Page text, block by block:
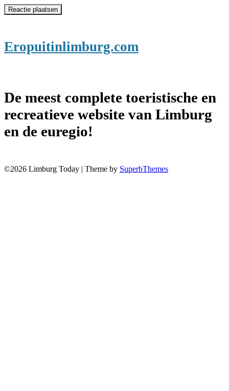
Eropuitinlimburg.com
De meest complete toeristische en
recreatieve website van Limburg
en de euregio!
©2026 Limburg Today | Theme by SuperbThemes